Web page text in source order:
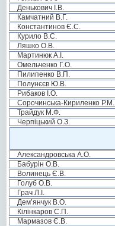
Денькович І.В.
Камчатний В.Г.
Константинов Є.С.
Курило В.С.
Ляшко О.В.
Мартинюк А.І.
Омельченко Г.О.
Пилипенко В.П.
Полунєєв Ю.В.
Рибаков І.О.
Сорочинська-Кириленко Р.М.
Трайдук М.Ф.
Черпіцький О.З.
Александровська А.О.
Бабурін О.В.
Волинець Є.В.
Голуб О.В.
Грач Л.І.
Дем’янчук В.О.
Кілінкаров С.П.
Мармазов Є.В.